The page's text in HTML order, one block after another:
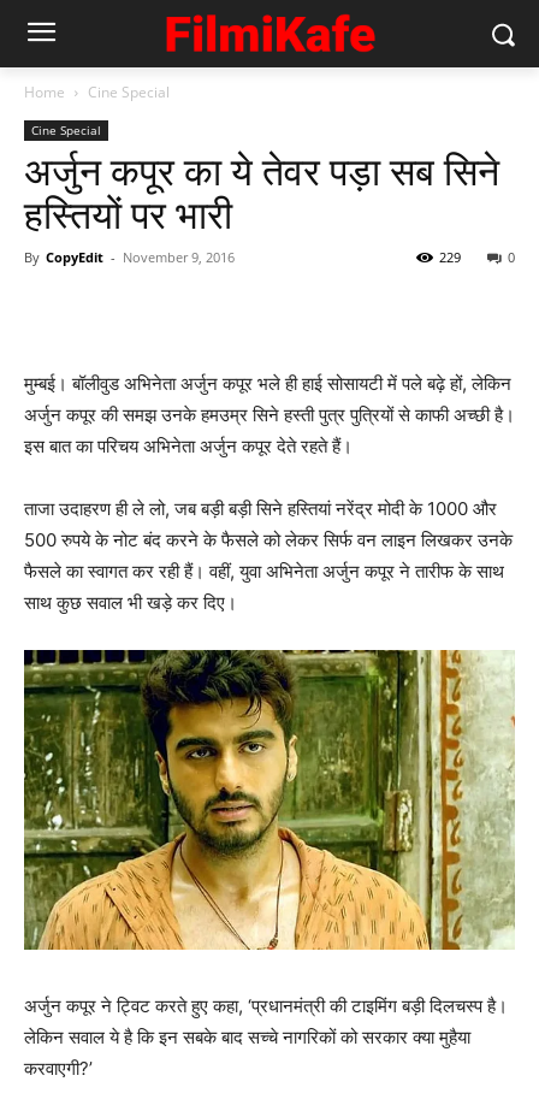
Home Cine Special
Cine Special
अर्जुन कपूर का ये तेवर पड़ा सब सिने
हस्‍तियों पर भारी
By CopyEdit - November 9, 2016 0
229
मुम्‍बई। बॉलीवुड अभिनेता अर्जुन कपूर भले ही हाई सोसायटी में पले बढ़े हों, लेकिन
अर्जुन कपूर की समझ उनके हमउम्र सिने हस्‍ती पुत्र पुत्रियों से काफी अच्‍छी है।
इस बात का परिचय अभिनेता अर्जुन कपूर देते रहते हैं।
ताजा उदाहरण ही ले लो, जब बड़ी बड़ी सिने हस्‍तियां नरेंद्र मोदी के 1000 और
500 रुपये के नोट बंद करने के फैसले को लेकर सिर्फ वन लाइन लिखकर उनके
फैसले का स्‍वागत कर रही हैं। वहीं, युवा अभिनेता अर्जुन कपूर ने तारीफ के साथ
साथ कुछ सवाल भी खड़े कर दिए।
अर्जुन कपूर ने ट्विट करते हुए कहा, ‘प्रधानमंत्री की टाइमिंग बड़ी दिलचस्‍प है।
लेकिन सवाल ये है कि इन सबके बाद सच्चे नागरिकों को सरकार क्या मुहैया
करवाएगी?’